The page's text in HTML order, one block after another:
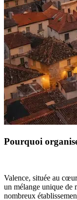
Pourquoi
Valence, située au
un mélange unique de
nombreux